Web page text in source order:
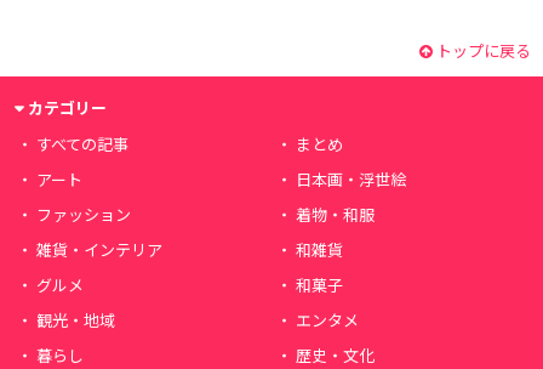
トップに戻る
カテゴリー
すべての記事
まとめ
アート
日本画・浮世絵
ファッション
着物・和服
雑貨・インテリア
和雑貨
グルメ
和菓子
観光・地域
エンタメ
暮らし
歴史・文化